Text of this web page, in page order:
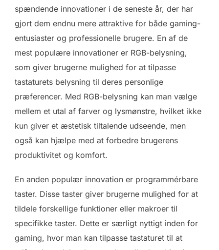
spændende innovationer i de seneste år, der har
gjort dem endnu mere attraktive for både gaming-
entusiaster og professionelle brugere. En af de
mest populære innovationer er RGB-belysning,
som giver brugerne mulighed for at tilpasse
tastaturets belysning til deres personlige
præferencer. Med RGB-belysning kan man vælge
mellem et utal af farver og lysmønstre, hvilket ikke
kun giver et æstetisk tiltalende udseende, men
også kan hjælpe med at forbedre brugerens
produktivitet og komfort.
En anden populær innovation er programmérbare
taster. Disse taster giver brugerne mulighed for at
tildele forskellige funktioner eller makroer til
specifikke taster. Dette er særligt nyttigt inden for
gaming, hvor man kan tilpasse tastaturet til at